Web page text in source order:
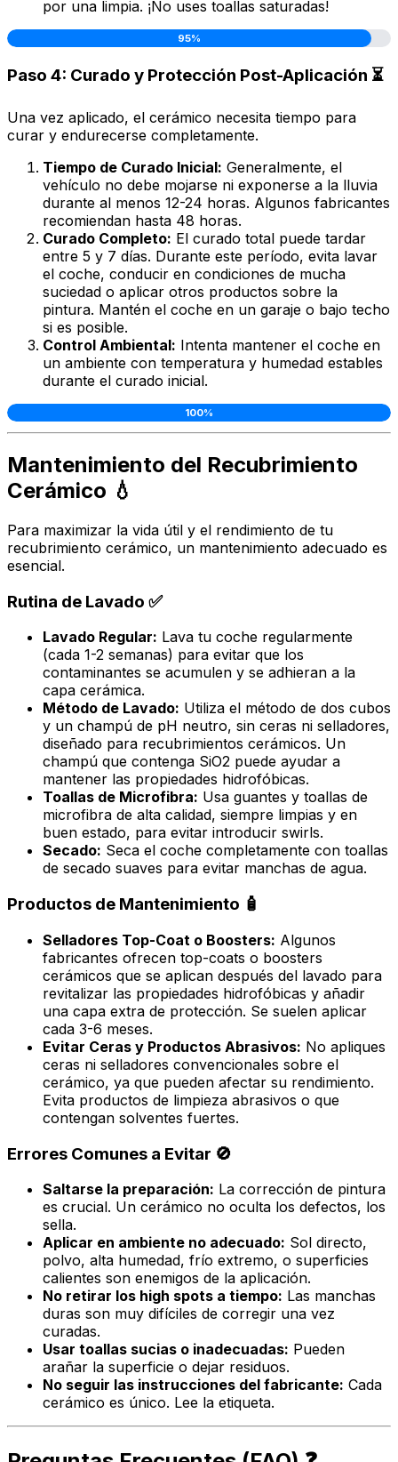
por una limpia. ¡No uses toallas saturadas!
95%
Paso 4: Curado y Protección Post-Aplicación ⏳
Una vez aplicado, el cerámico necesita tiempo para
curar y endurecerse completamente.
Tiempo de Curado Inicial: Generalmente, el
vehículo no debe mojarse ni exponerse a la lluvia
durante al menos 12-24 horas. Algunos fabricantes
recomiendan hasta 48 horas.
Curado Completo: El curado total puede tardar
entre 5 y 7 días. Durante este período, evita lavar
el coche, conducir en condiciones de mucha
suciedad o aplicar otros productos sobre la
pintura. Mantén el coche en un garaje o bajo techo
si es posible.
Control Ambiental: Intenta mantener el coche en
un ambiente con temperatura y humedad estables
durante el curado inicial.
100%
Mantenimiento del Recubrimiento
Cerámico 💧
Para maximizar la vida útil y el rendimiento de tu
recubrimiento cerámico, un mantenimiento adecuado es
esencial.
Rutina de Lavado ✅
Lavado Regular: Lava tu coche regularmente
(cada 1-2 semanas) para evitar que los
contaminantes se acumulen y se adhieran a la
capa cerámica.
Método de Lavado: Utiliza el método de dos cubos
y un champú de pH neutro, sin ceras ni selladores,
diseñado para recubrimientos cerámicos. Un
champú que contenga SiO2 puede ayudar a
mantener las propiedades hidrofóbicas.
Toallas de Microfibra: Usa guantes y toallas de
microfibra de alta calidad, siempre limpias y en
buen estado, para evitar introducir swirls.
Secado: Seca el coche completamente con toallas
de secado suaves para evitar manchas de agua.
Productos de Mantenimiento 🧴
Selladores Top-Coat o Boosters: Algunos
fabricantes ofrecen top-coats o boosters
cerámicos que se aplican después del lavado para
revitalizar las propiedades hidrofóbicas y añadir
una capa extra de protección. Se suelen aplicar
cada 3-6 meses.
Evitar Ceras y Productos Abrasivos: No apliques
ceras ni selladores convencionales sobre el
cerámico, ya que pueden afectar su rendimiento.
Evita productos de limpieza abrasivos o que
contengan solventes fuertes.
Errores Comunes a Evitar 🚫
Saltarse la preparación: La corrección de pintura
es crucial. Un cerámico no oculta los defectos, los
sella.
Aplicar en ambiente no adecuado: Sol directo,
polvo, alta humedad, frío extremo, o superficies
calientes son enemigos de la aplicación.
No retirar los high spots a tiempo: Las manchas
duras son muy difíciles de corregir una vez
curadas.
Usar toallas sucias o inadecuadas: Pueden
arañar la superficie o dejar residuos.
No seguir las instrucciones del fabricante: Cada
cerámico es único. Lee la etiqueta.